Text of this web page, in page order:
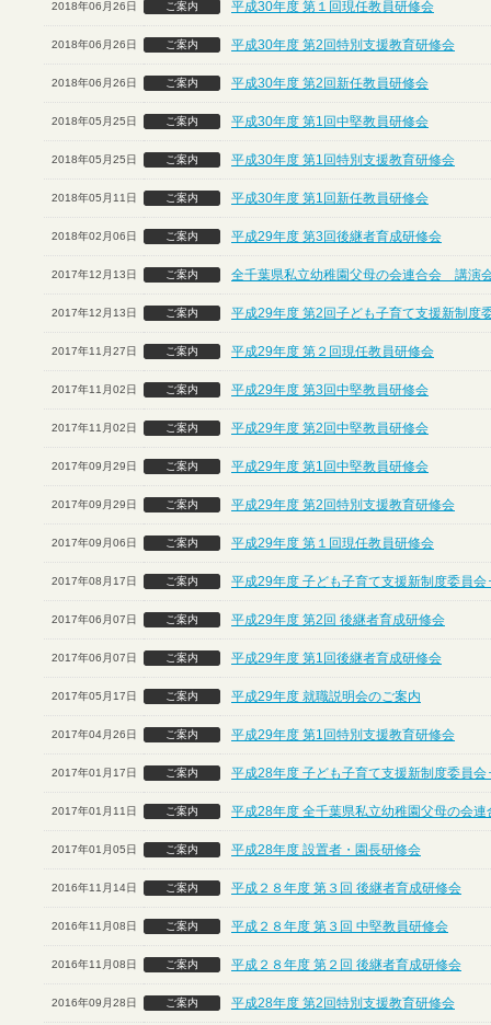
2018年06月26日 ご案内 平成30年度 第１回現任教員研修会
2018年06月26日 ご案内 平成30年度 第2回特別支援教育研修会
2018年06月26日 ご案内 平成30年度 第2回新任教員研修会
2018年05月25日 ご案内 平成30年度 第1回中堅教員研修会
2018年05月25日 ご案内 平成30年度 第1回特別支援教育研修会
2018年05月11日 ご案内 平成30年度 第1回新任教員研修会
2018年02月06日 ご案内 平成29年度 第3回後継者育成研修会
2017年12月13日 ご案内 全千葉県私立幼稚園父母の会連合会 講演
2017年12月13日 ご案内 平成29年度 第2回子ども子育て支援新制度
2017年11月27日 ご案内 平成29年度 第２回現任教員研修会
2017年11月02日 ご案内 平成29年度 第3回中堅教員研修会
2017年11月02日 ご案内 平成29年度 第2回中堅教員研修会
2017年09月29日 ご案内 平成29年度 第1回中堅教員研修会
2017年09月29日 ご案内 平成29年度 第2回特別支援教育研修会
2017年09月06日 ご案内 平成29年度 第１回現任教員研修会
2017年08月17日 ご案内 平成29年度 子ども子育て支援新制度委員会
2017年06月07日 ご案内 平成29年度 第2回 後継者育成研修会
2017年06月07日 ご案内 平成29年度 第1回後継者育成研修会
2017年05月17日 ご案内 平成29年度 就職説明会のご案内
2017年04月26日 ご案内 平成29年度 第1回特別支援教育研修会
2017年01月17日 ご案内 平成28年度 子ども子育て支援新制度委員
2017年01月11日 ご案内 平成28年度 全千葉県私立幼稚園父母の会
2017年01月05日 ご案内 平成28年度 設置者・園長研修会
2016年11月14日 ご案内 平成２８年度 第３回 後継者育成研修会
2016年11月08日 ご案内 平成２８年度 第３回 中堅教員研修会
2016年11月08日 ご案内 平成２８年度 第２回 後継者育成研修会
2016年09月28日 ご案内 平成28年度 第2回特別支援教育研修会